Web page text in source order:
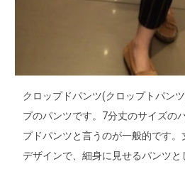
クロップドパンツ(クロップトパン
プのパンツです。7分丈のサイズの
プドパンツと言うのが一般的です
デザインで、細身に見せるパンツ